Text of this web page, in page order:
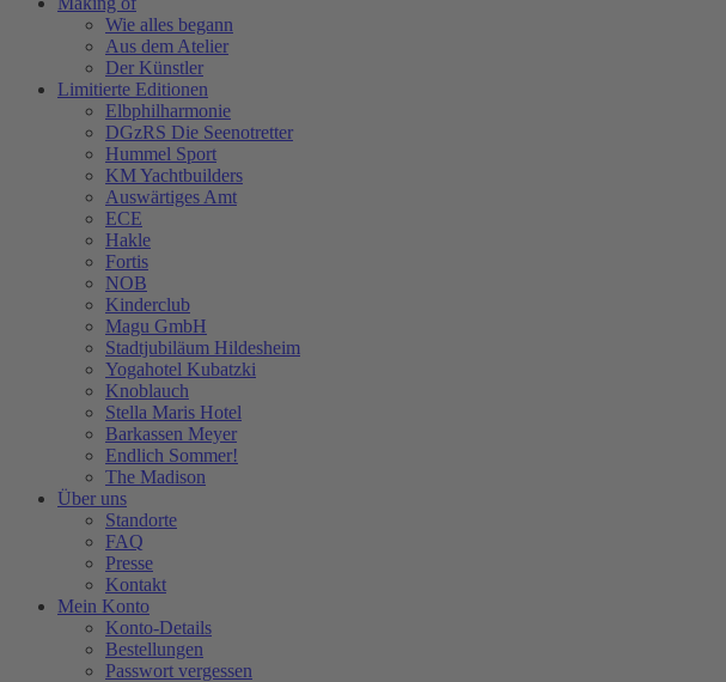
Wie alles begann
Aus dem Atelier
Der Künstler
Limitierte Editionen
Elbphilharmonie
DGzRS Die Seenotretter
Hummel Sport
KM Yachtbuilders
Auswärtiges Amt
ECE
Hakle
Fortis
NOB
Kinderclub
Magu GmbH
Stadtjubiläum Hildesheim
Yogahotel Kubatzki
Knoblauch
Stella Maris Hotel
Barkassen Meyer
Endlich Sommer!
The Madison
Über uns
Standorte
FAQ
Presse
Kontakt
Mein Konto
Konto-Details
Bestellungen
Passwort vergessen